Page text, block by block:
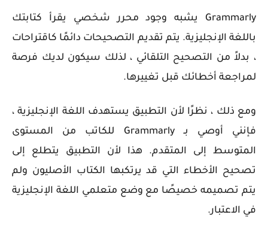
Grammarly يشبه وجود محرر شخصي يقرأ كتابتك
باللغة الإنجليزية. يتم تقديم التصحيحات دائمًا كاقتراحات
، بدلاً من التصحيح التلقائي ، لذلك سيكون لديك فرصة
لمراجعة أخطائك قبل تغييرها.
ومع ذلك ، نظرًا لأن التطبيق يستهدف اللغة الإنجليزية ،
فإنني أوصي بـ Grammarly للكاتب من المستوى
المتوسط ​​إلى المتقدم. هذا لأن التطبيق يتطلع إلى
تصحيح الأخطاء التي قد يرتكبها الكتاب الأصليون ولم
يتم تصميمه خصيصًا مع وضع متعلمي اللغة الإنجليزية
في الاعتبار.